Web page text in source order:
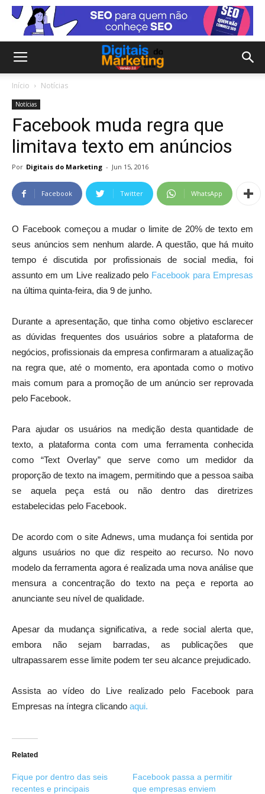
Início Notícias
Notícias
Facebook muda regra que
limitava texto em anúncios
Por Digitais do Marketing - Jun 15, 2016
Facebook Twitter WhatsApp
O Facebook começou a mudar o limite de 20% de texto em
seus anúncios sem nenhum alarde. A questão, que há muito
tempo é discutida por profissionais de social media, foi
assunto em um Live realizado pelo Facebook para Empresas
na última quinta-feira, dia 9 de junho.
Durante a apresentação, que tinha como objetivo esclarecer
as dúvidas frequentes dos usuários sobre a plataforma de
negócios, profissionais da empresa confirmaram a atualização
na regra que, até o momento, era apontada como o motivo
mais comum para a promoção de um anúncio ser reprovada
pelo Facebook.
Para ajudar os usuários na medição desta quantidade de
texto, a plataforma conta com uma ferramenta conhecida
como “Text Overlay” que serve como um medidor da
proporção de texto na imagem, permitindo que a pessoa saiba
se aquela peça está ou não dentro das diretrizes
estabelecidas pelo Facebook.
De acordo com o site Adnews, uma mudança foi sentida por
alguns usuários no que diz respeito ao recurso. No novo
modelo da ferramenta agora é realizada uma nova análise que
mensura a concentração do texto na peça e reporta ao
anunciante seu nível de qualidade.
Apesar da mudança significativa, a rede social alerta que,
embora não sejam barradas, as publicações que
ultrapassarem esse limite podem ter seu alcance prejudicado.
Assista ao vídeo do Live realizado pelo Facebook para
Empresas na íntegra clicando aqui.
Related
Fique por dentro das seis
recentes e principais
Facebook passa a permitir
que empresas enviem